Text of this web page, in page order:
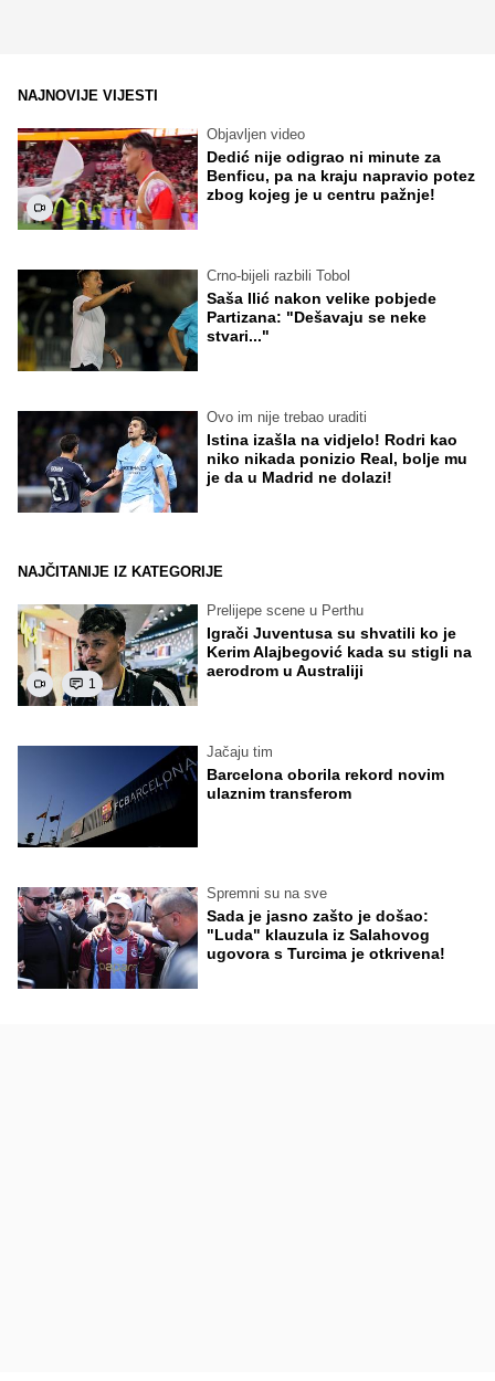
NAJNOVIJE VIJESTI
Objavljen video
Dedić nije odigrao ni minute za
Benficu, pa na kraju napravio potez
zbog kojeg je u centru pažnje!
Crno-bijeli razbili Tobol
Saša Ilić nakon velike pobjede
Partizana: "Dešavaju se neke
stvari..."
Ovo im nije trebao uraditi
Istina izašla na vidjelo! Rodri kao
niko nikada ponizio Real, bolje mu
je da u Madrid ne dolazi!
NAJČITANIJE IZ KATEGORIJE
1
Prelijepe scene u Perthu
Igrači Juventusa su shvatili ko je
Kerim Alajbegović kada su stigli na
aerodrom u Australiji
Jačaju tim
Barcelona oborila rekord novim
ulaznim transferom
Spremni su na sve
Sada je jasno zašto je došao:
"Luda" klauzula iz Salahovog
ugovora s Turcima je otkrivena!